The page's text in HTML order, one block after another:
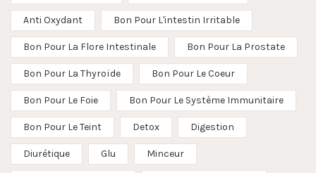
Anti Oxydant Bon Pour L'intestin Irritable
Bon Pour La Flore Intestinale Bon Pour La Prostate
Bon Pour La Thyroïde Bon Pour Le Coeur
Bon Pour Le Foie Bon Pour Le Système Immunitaire
Bon Pour Le Teint Detox Digestion
Diurétique Glu Minceur